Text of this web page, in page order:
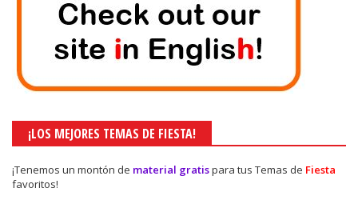
¡LOS MEJORES TEMAS DE FIESTA!
¡Tenemos un montón de material gratispara tus Temas de Fiesta
favoritos!